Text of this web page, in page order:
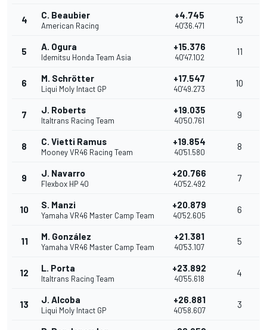
4 C. Beaubier
American Racing
+4.745
40'36.471
13
5 A. Ogura
Idemitsu Honda Team Asia
+15.376
40'47.102
11
6 M. Schrötter
Liqui Moly Intact GP
+17.547
40'49.273
10
7 J. Roberts
Italtrans Racing Team
+19.035
40'50.761
9
8 C. Vietti Ramus
Mooney VR46 Racing Team
+19.854
40'51.580
8
9 J. Navarro
Flexbox HP 40
+20.766
40'52.492
7
10 S. Manzi
Yamaha VR46 Master Camp Team
+20.879
40'52.605
6
11 M. González
Yamaha VR46 Master Camp Team
+21.381
40'53.107
5
12 L. Porta
Italtrans Racing Team
+23.892
40'55.618
4
13 J. Alcoba
Liqui Moly Intact GP
+26.881
40'58.607
3